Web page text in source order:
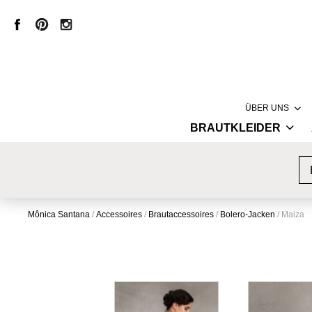
ÜBER UNS
LABEL
MÔNICA
BRAUTKLEIDER
Mônica Santana / Accessoires / Brautaccessoires / Bolero-Jacken / Maiza